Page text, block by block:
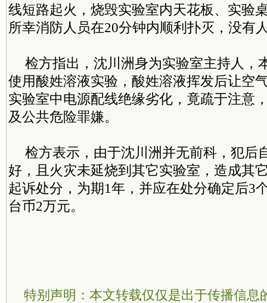
线短路起火，烧毁实验室内天花板、实验
所幸消防人员在20分钟内顺利扑灭，没有
检方指出，沈川洲身为实验室主持人，
使用酸姓溶液实验，酸姓溶液挥发后让空
实验室中电源配线绝缘劣化，竟疏于注意
及公共危险罪嫌。
检方表示，由于沈川洲并无前科，犯后
好，且火灾未延烧到其它实验室，造成其
起诉处分，为期1年，并应在处分确定后3
台币2万元。
特别声明：本文转载仅仅是出于传播信息